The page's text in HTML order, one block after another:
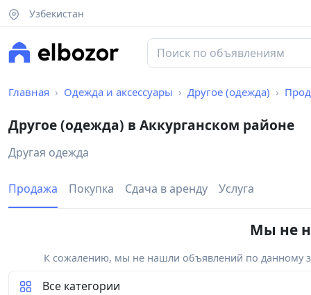
Узбекистан
Главная Одежда и аксессуары Другое (одежда)
Другое (одежда) в Аккурганском районе
Другая одежда
Продажа Покупка Сдача в аренду Услуга
Мы не
К сожалению, мы не нашли объявлений по данному
Все категории